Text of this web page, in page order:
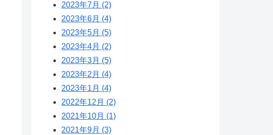
2023年7月 (2)
2023年6月 (4)
2023年5月 (5)
2023年4月 (2)
2023年3月 (5)
2023年2月 (4)
2023年1月 (4)
2022年12月 (2)
2021年10月 (1)
2021年9月 (3)